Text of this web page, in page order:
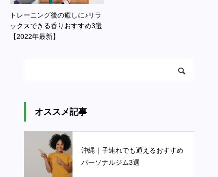
トレーニング後の癒しに♪リラ
ックスできる香りおすすめ3選
【2022年最新】
オススメ記事
沖縄｜子連れでも通えるおすすめ
パーソナルジム3選